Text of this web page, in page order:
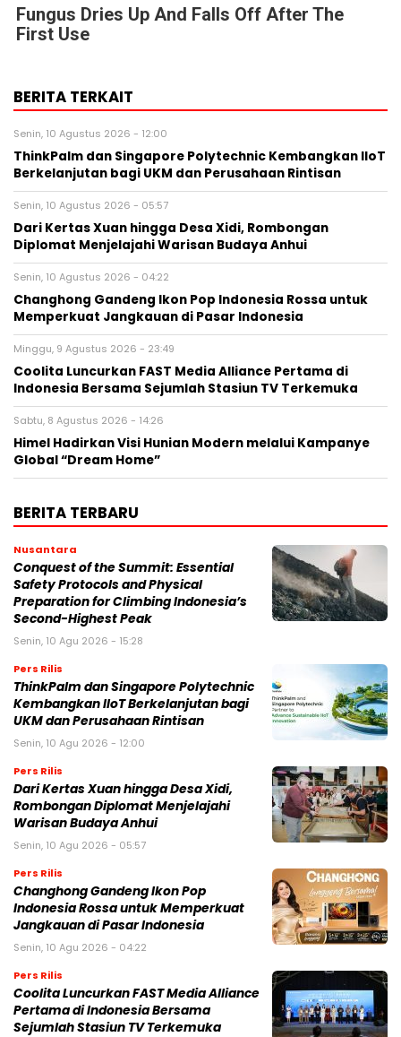
Fungus Dries Up And Falls Off After The
First Use
BERITA TERKAIT
Senin, 10 Agustus 2026 - 12:00
ThinkPalm dan Singapore Polytechnic Kembangkan IIoT
Berkelanjutan bagi UKM dan Perusahaan Rintisan
Senin, 10 Agustus 2026 - 05:57
Dari Kertas Xuan hingga Desa Xidi, Rombongan
Diplomat Menjelajahi Warisan Budaya Anhui
Senin, 10 Agustus 2026 - 04:22
Changhong Gandeng Ikon Pop Indonesia Rossa untuk
Memperkuat Jangkauan di Pasar Indonesia
Minggu, 9 Agustus 2026 - 23:49
Coolita Luncurkan FAST Media Alliance Pertama di
Indonesia Bersama Sejumlah Stasiun TV Terkemuka
Sabtu, 8 Agustus 2026 - 14:26
Himel Hadirkan Visi Hunian Modern melalui Kampanye
Global “Dream Home”
BERITA TERBARU
Nusantara
Conquest of the Summit: Essential
Safety Protocols and Physical
Preparation for Climbing Indonesia’s
Second-Highest Peak
Senin, 10 Agu 2026 - 15:28
Pers Rilis
ThinkPalm dan Singapore Polytechnic
Kembangkan IIoT Berkelanjutan bagi
UKM dan Perusahaan Rintisan
Senin, 10 Agu 2026 - 12:00
Pers Rilis
Dari Kertas Xuan hingga Desa Xidi,
Rombongan Diplomat Menjelajahi
Warisan Budaya Anhui
Senin, 10 Agu 2026 - 05:57
Pers Rilis
Changhong Gandeng Ikon Pop
Indonesia Rossa untuk Memperkuat
Jangkauan di Pasar Indonesia
Senin, 10 Agu 2026 - 04:22
Pers Rilis
Coolita Luncurkan FAST Media Alliance
Pertama di Indonesia Bersama
Sejumlah Stasiun TV Terkemuka